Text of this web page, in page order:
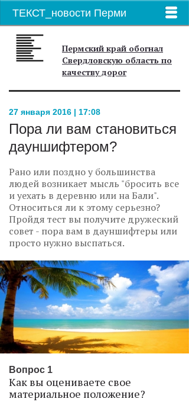
ТЕКСТ_новости Перми
Пермский край обогнал
Свердловскую область по
качеству дорог
27 января 2016 | 17:08
Пора ли вам становиться
дауншифтером?
Рано или поздно у большинства
людей возникает мысль "бросить все
и уехать в деревню или на Бали".
Относиться ли к этому серьезно?
Пройдя тест вы получите дружеский
совет - пора вам в дауншифтеры или
просто нужно выспаться.
Вопрос 1
Как вы оцениваете свое
материальное положение?